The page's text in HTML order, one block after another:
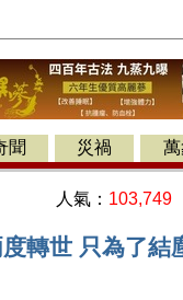
聞 災禍 萬
人氣： 103,749
轉世 只為了結